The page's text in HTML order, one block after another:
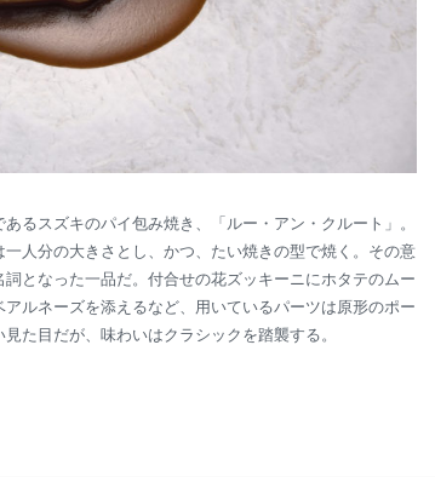
るスズキのパイ包み焼き、「ルー・アン・クルート」。
人分の大きさとし、かつ、たい焼きの型で焼く。その意
となった一品だ。付合せの花ズッキーニにホタテのムー
ルネーズを添えるなど、用いているパーツは原形のポー
た目だが、味わいはクラシックを踏襲する。